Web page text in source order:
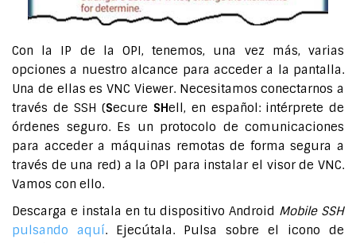
Con la IP de la OPI, tenemos, una vez más, varias
opciones a nuestro alcance para acceder a la pantalla.
Una de ellas es VNC Viewer. Necesitamos conectarnos a
través de SSH (Secure SHell, en español: intérprete de
órdenes seguro. Es un protocolo de comunicaciones
para acceder a máquinas remotas de forma segura a
través de una red) a la OPI para instalar el visor de VNC.
Vamos con ello.
Descarga e instala en tu dispositivo Android Mobile SSH
pulsando aquí. Ejecútala. Pulsa sobre el icono de